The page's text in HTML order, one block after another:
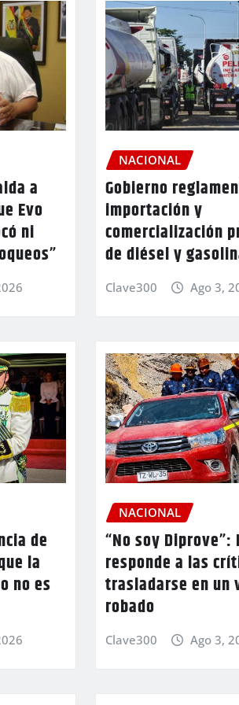
a
Evo
ni
NACIONAL
Gobierno
importación y
comercialización
de diésel y
Clave300 Ago 3,
de
la
no es
NACIONAL
“No soy Diprove”:
responde a las
trasladarse en un
robado
Clave300 Ago 3,